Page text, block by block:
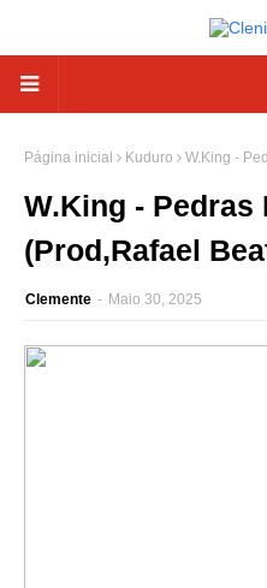
Página inicial Kuduro W.King -
W.King - Pedras
(Prod,Rafael
Clemente - Maio 30, 2025